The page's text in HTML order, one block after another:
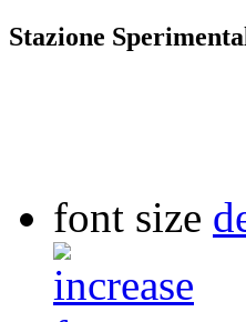
Stazione
font size